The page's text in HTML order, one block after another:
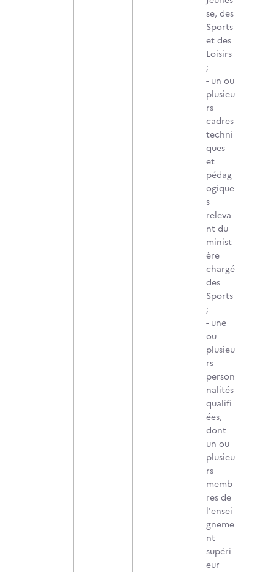
se, des
Sports
et des
Loisirs
;
- un ou
plusieu
rs
cadres
techni
ques
et
pédag
ogique
s
releva
nt du
minist
ère
chargé
des
Sports
;
- une
ou
plusieu
rs
person
nalités
qualifi
ées,
dont
un ou
plusieu
rs
memb
res de
l'ensei
gneme
nt
supéri
eur